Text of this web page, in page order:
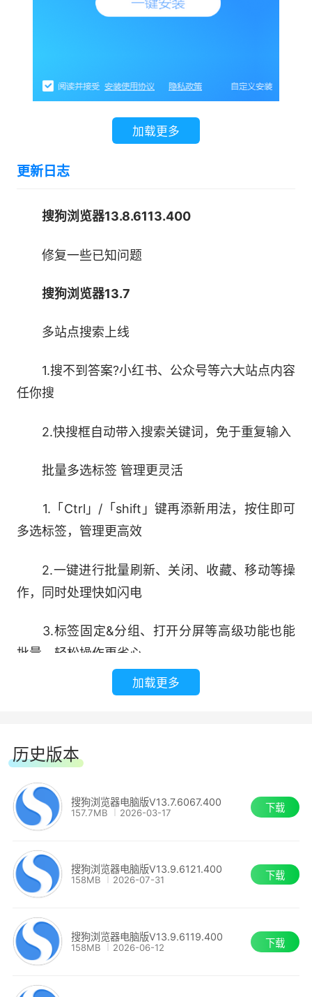
2. 右键快速新建分屏，最多可同时开启三个窗
标签分组管理
1. 一键智能聚类，快速整合杂乱标签;
次开启更易找;
翻译功能全面增强
2. 支持PDF文件一键翻译，免去重复上传繁琐
步骤
加载更多
更新日志
搜狗浏览器13.8.6113.400
修复一些已知问题
搜狗浏览器13.7
多站点搜索上线
1.搜不到答案?小红书、公众号等六大站点内容
任你搜
2.快搜框自动带入搜索关键词，免于重复输入
批量多选标签 管理更灵活
1.「Ctrl」/「shift」键再添新用法，按住即可
多选标签，管理更高效
2.一键进行批量刷新、关闭、收藏、移动等操
作，同时处理快如闪电
3.标签固定&分组、打开分屏等高级功能也能
批量，轻松操作更省心
标签组清晰预览
清，切换更便捷
2.光标移动至标签组，即可展示预览窗，组内
标签信息展示更完整
3.组内标签支持快速关闭，轻松实现标签管理
标签页右键菜单 功能好找又齐全
1.高频功能增加图标，让您找得更快，用得更
顺
2.新增「在右侧添加标签页」、「添加到直达
加载更多
历史版本
搜狗浏览器电脑版V13.7.6067.400
157.7MB 2026-03-17 下载
搜狗浏览器电脑版V13.9.6121.400
158MB 2026-07-31 下载
搜狗浏览器电脑版V13.9.6119.400
158MB 2026-06-12 下载